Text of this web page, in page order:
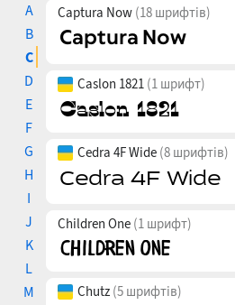
A
B
C
D
E
F
G
H
I
J
K
L
M
Captura Now (18 шрифтів)
Caslon 1821 (1 шрифт)
Cedra 4F Wide (8 шрифтів)
Children One (1 шрифт)
Chutz (5 шрифтів)